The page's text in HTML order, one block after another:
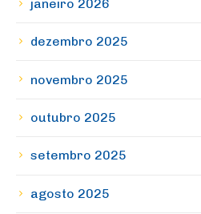
janeiro 2026
dezembro 2025
novembro 2025
outubro 2025
setembro 2025
agosto 2025